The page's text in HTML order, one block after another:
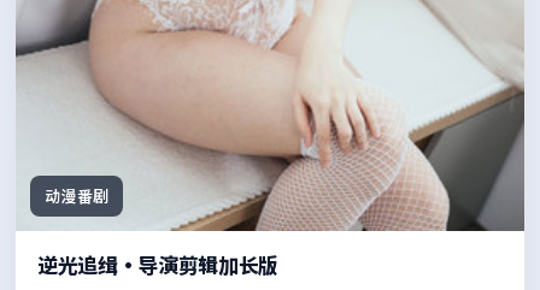
动漫番剧
逆光追缉·导演剪辑加长版